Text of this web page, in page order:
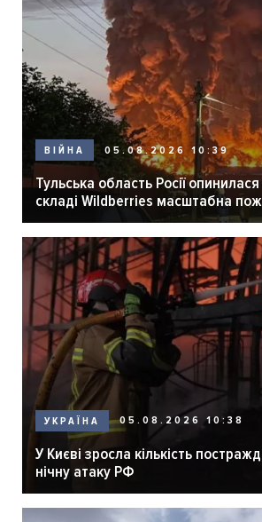
ВІЙНА 05.08.2026 10:39
Тульська область Росії
складі Wildberries масштабна
УКРАЇНА 05.08.2026 10:38
У Києві зросла кількість
нічну атаку РФ